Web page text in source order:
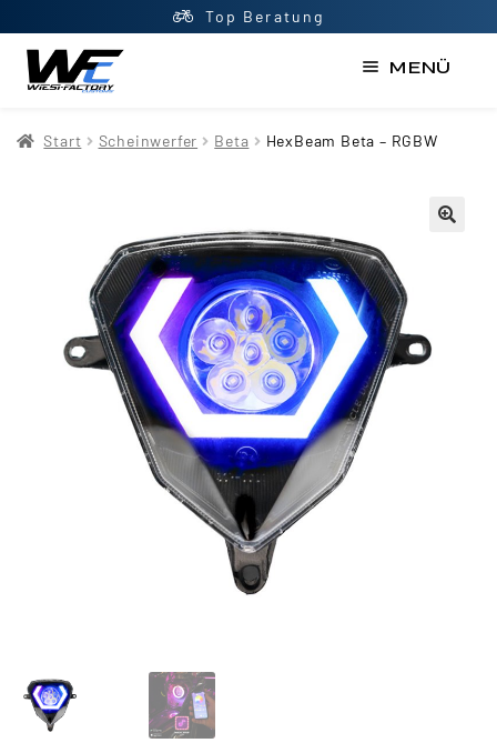
Top Beratung
MENÜ
Kontakt
Mein Konto
Start Scheinwerfer Beta HexBeam Beta – RGBW